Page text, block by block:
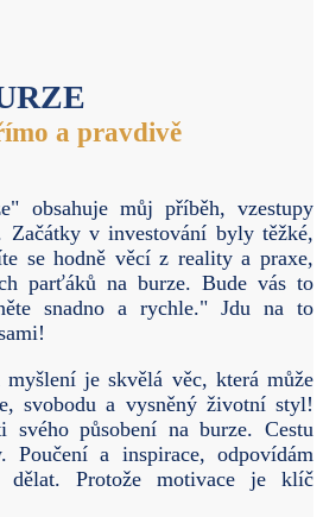
a pravdivě
obsahuje můj příběh, vzestupy
Začátky v investování byly těžké,
se hodně věcí z reality a praxe,
parťáků na burze. Bude vás to
snadno a rychle." Jdu na to
je skvělá věc, která může
svobodu a vysněný životní styl!
svého působení na burze. Cestu
a inspirace, odpovídám
Protože motivace je klíč